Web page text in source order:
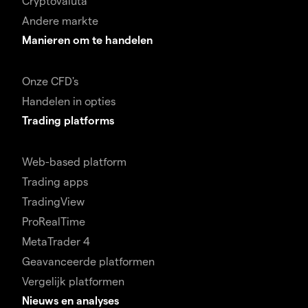
Andere markte
Manieren om te handelen
Onze CFD's
Handelen in opties
Trading platforms
Web-based platform
Trading apps
TradingView
ProRealTime
MetaTrader 4
Geavanceerde platformen
Vergelijk platformen
Nieuws en analyses